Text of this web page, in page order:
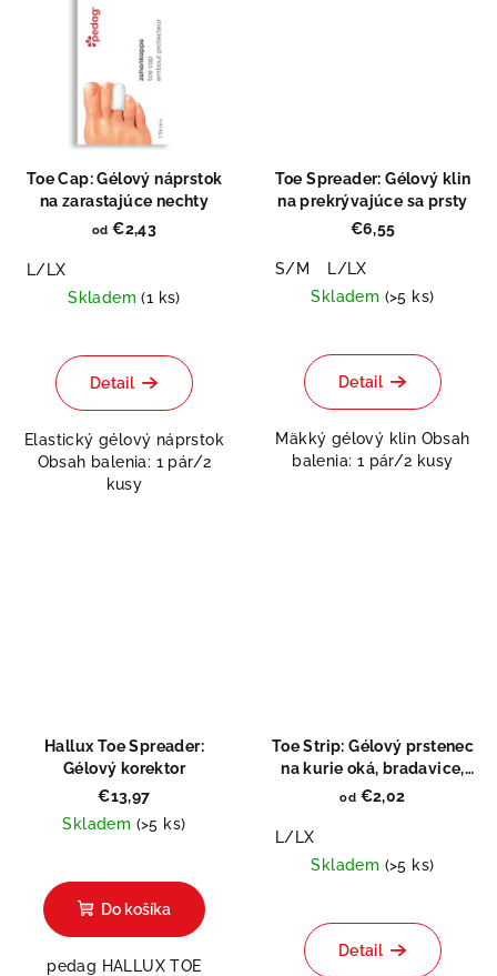
Toe Cap: Gélový náprstok
na zarastajúce nechty
od €2,43
L/LX
Skladem(1 ks)
hodnotenie
produktu
z
5
hviezdičiek.
Detail
Elastický gélový náprstok
Obsah balenia: 1 pár/2
kusy
Toe Spreader: Gélový klin
na prekrývajúce sa prsty
€6,55
S/M
L/LX
Skladem (>5 ks)
Detail
Mäkký gélový klin Obsah
balenia: 1 pár/2 kusy
Hallux Toe Spreader:
Gélový korektor
€13,97
Skladem (>5 ks)
Do košíka
pedag HALLUX TOE
Toe Strip: Gélový prstenec
na kurie oká, bradavice,
odreniny
od €2,02
L/LX
Skladem (>5 ks)
Detail